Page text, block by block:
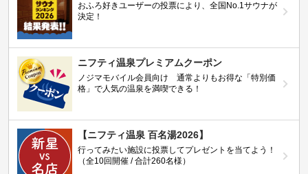
おふろ好きユーザーの投票により、全国No.1サウナが
決定！
ニフティ温泉プレミアムクーポン
ノジマモバイル会員向け 通常よりもお得な「特別価
格」で人気の温泉を満喫できる！
【ニフティ温泉 百名湯2026】
行ってみたい施設に投票してプレゼントを当てよう！
（全10回開催 / 合計260名様）